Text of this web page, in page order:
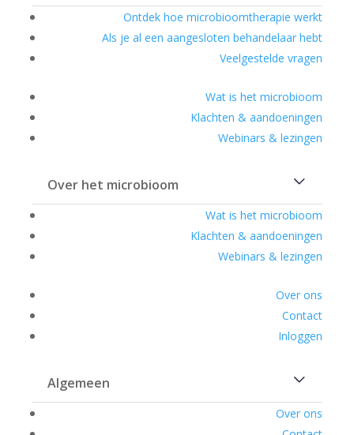
Ontdek hoe microbioomtherapie werkt
Als je al een aangesloten behandelaar hebt
Veelgestelde vragen
Wat is het microbioom
Klachten & aandoeningen
Webinars & lezingen
Over het microbioom
Wat is het microbioom
Klachten & aandoeningen
Webinars & lezingen
Over ons
Contact
Inloggen
Algemeen
Over ons